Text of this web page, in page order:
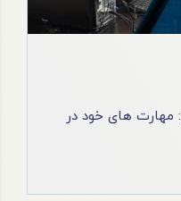
مهارت ‌های خود در